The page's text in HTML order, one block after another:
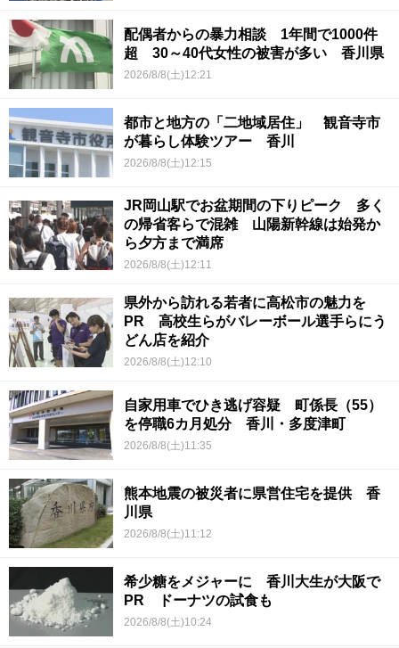
配偶者からの暴力相談 1年間で1000件
超 30～40代女性の被害が多い 香川県
2026/8/8(土)12:21
都市と地方の「二地域居住」 観音寺市
が暮らし体験ツアー 香川
2026/8/8(土)12:15
JR岡山駅でお盆期間の下りピーク 多く
の帰省客らで混雑 山陽新幹線は始発か
ら夕方まで満席
2026/8/8(土)12:11
県外から訪れる若者に高松市の魅力を
PR 高校生らがバレーボール選手らにう
どん店を紹介
2026/8/8(土)12:10
自家用車でひき逃げ容疑 町係長（55）
を停職6カ月処分 香川・多度津町
2026/8/8(土)11:35
熊本地震の被災者に県営住宅を提供 香
川県
2026/8/8(土)11:12
希少糖をメジャーに 香川大生が大阪で
PR ドーナツの試食も
2026/8/8(土)10:24